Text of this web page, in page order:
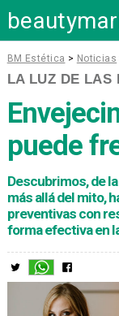
BM Estética > Noticias
LA LUZ DE LAS
puede
Descubrimos, de
más allá del mito,
preventivas con
forma efectiva en